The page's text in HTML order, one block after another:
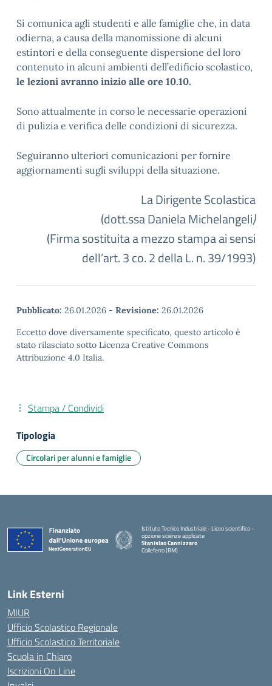
Si comunica agli studenti e alle famiglie che, in data
odierna, a causa della manomissione di alcuni
estintori e della conseguente dispersione del loro
contenuto in alcuni ambienti dell’edificio scolastico,
le lezioni avranno inizio alle ore 10.10.
Sono attualmente in corso le necessarie operazioni
di pulizia e verifica delle condizioni di sicurezza.
Seguiranno ulteriori comunicazioni per fornire
aggiornamenti sugli sviluppi della situazione.
La Dirigente Scolastica
(dott.ssa Daniela Michelangeli)
(Firma sostituita a mezzo stampa ai sensi
dell’art. 3 co. 2 della L. n. 39/1993)
Pubblicato: 26.01.2026 - Revisione: 26.01.2026
Eccetto dove diversamente specificato, questo articolo è
stato rilasciato sotto Licenza Creative Commons
Attribuzione 4.0 Italia.
Stampa / Condividi
Tipologia
Circolari per alunni e famiglie
Istituto Tecnico Industriale - Liceo scientifico -
opzione scienze applicate
Stanislao Cannizzaro
Colleferro (RM)
Link Esterni
MIUR
Ufficio Scolastico Regionale
Ufficio Scolastico Territoriale
Scuola in Chiaro
Iscrizioni On Line